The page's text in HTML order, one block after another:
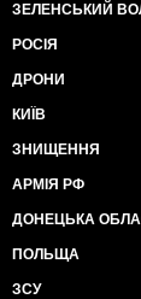
ЗЕЛЕНСЬКИЙ
РОСІЯ
ДРОНИ
КИЇВ
ЗНИЩЕННЯ
АРМІЯ РФ
ДОНЕЦЬКА
ПОЛЬЩА
ЗСУ